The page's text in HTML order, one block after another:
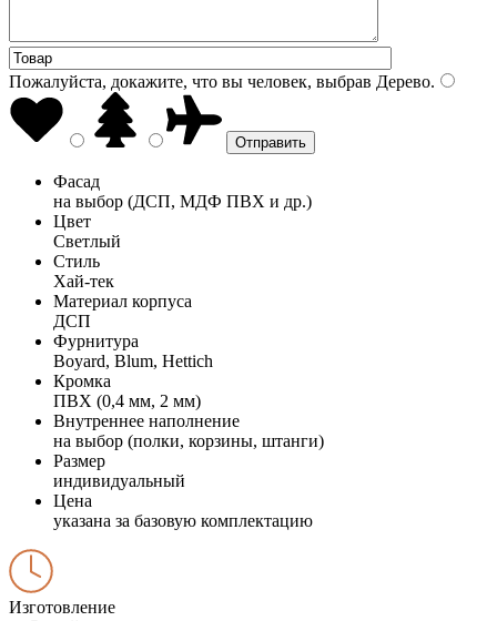
Пожалуйста, докажите, что вы человек, выбрав Дерево.
Фасад
на выбор (ДСП, МДФ ПВХ и др.)
Цвет
Светлый
Стиль
Хай-тек
Материал корпуса
ДСП
Фурнитура
Boyard, Blum, Hettich
Кромка
ПВХ (0,4 мм, 2 мм)
Внутреннее наполнение
на выбор (полки, корзины, штанги)
Размер
индивидуальный
Цена
указана за базовую комплектацию
Изготовление